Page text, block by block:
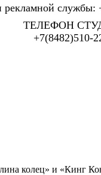
рекламной службы:
ТЕЛЕФОН
+7(8482)510-
колец» и «Кинг